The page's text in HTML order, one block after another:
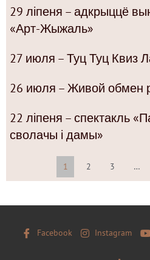
29 ліпеня – адкрыццё
«Арт-Жыжаль»
27 июля – Туц Туц Квиз
26 июля – Живой обмен
22 ліпеня – спектакль
сволачы і дамы»
1 2 3 …
Facebook Instagram